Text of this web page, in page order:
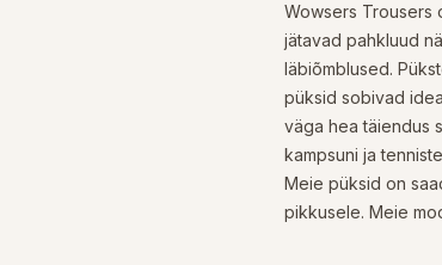
Wowsers Trousers
jätavad pahkluud
läbiõmblused.
püksid sobivad
väga hea täiendus
kampsuni ja
Meie püksid on
pikkusele. Meie